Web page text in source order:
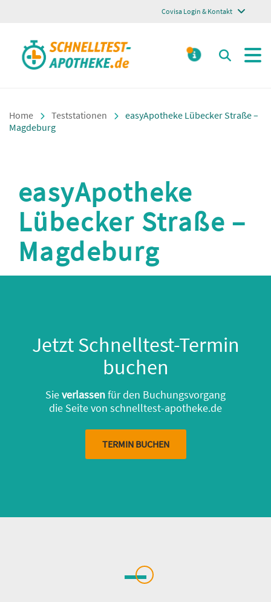
Covisa Login & Kontakt
Schnelltest Apotheke
Suchen
Home Teststationen
easyApotheke Lübecker Straße –
Magdeburg
easyApotheke
Lübecker Straße –
Magdeburg
Jetzt Schnelltest-Termin
buchen
Sieverlassenfür den Buchungsvorgang
die Seite von schnelltest-apotheke.de
TERMIN BUCHEN